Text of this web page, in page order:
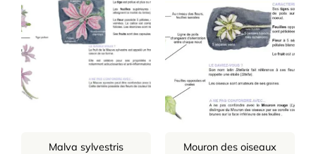
Malva sylvestris Mouron des oiseaux